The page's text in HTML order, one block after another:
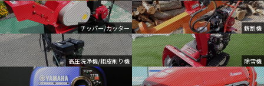
チッパー/カッター 薪割機
高圧洗浄機/粗皮削り機 除雪機